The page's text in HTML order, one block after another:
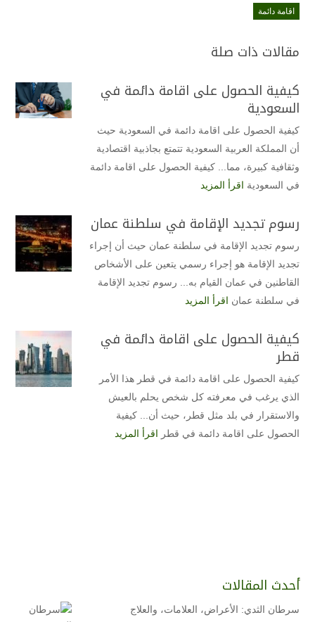
اقامة دائمة
مقالات ذات صلة
كيفية الحصول على اقامة دائمة في
السعودية
كيفية الحصول على اقامة دائمة في السعودية حيث
أن المملكة العربية السعودية تتمتع بجاذبية اقتصادية
وثقافية كبيرة، مما... كيفية الحصول على اقامة دائمة
في السعودية اقرأ المزيد
رسوم تجديد الإقامة في سلطنة عمان
رسوم تجديد الإقامة في سلطنة عمان حيث أن إجراء
تجديد الإقامة هو إجراء رسمي يتعين على الأشخاص
القاطنين في عمان القيام به... رسوم تجديد الإقامة
في سلطنة عمان اقرأ المزيد
كيفية الحصول على اقامة دائمة في
قطر
كيفية الحصول على اقامة دائمة في قطر هذا الأمر
الذي يرغب في معرفته كل شخص يحلم بالعيش
والاستقرار في بلد مثل قطر، حيث أن... كيفية
الحصول على اقامة دائمة في قطر اقرأ المزيد
أحدث المقالات
سرطان الثدي: الأعراض، العلامات، والعلاج